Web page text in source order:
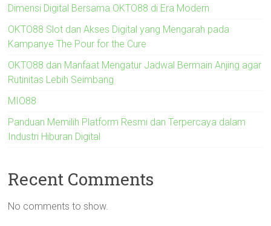
Dimensi Digital Bersama OKTO88 di Era Modern
OKTO88 Slot dan Akses Digital yang Mengarah pada
Kampanye The Pour for the Cure
OKTO88 dan Manfaat Mengatur Jadwal Bermain Anjing agar
Rutinitas Lebih Seimbang
MIO88
Panduan Memilih Platform Resmi dan Terpercaya dalam
Industri Hiburan Digital
Recent Comments
No comments to show.